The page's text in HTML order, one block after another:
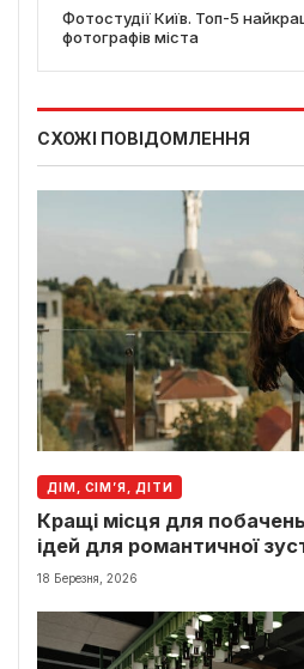
Фотостудії Київ. Топ-5
фотографів міста
СХОЖІ ПОВІДОМЛЕННЯ
ДІМ, СІМ’Я, ДІТИ
Кращі місця для
ідей для романтичної
18 Березня, 2026